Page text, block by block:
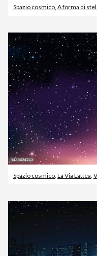
Spazio cosmico A forma di
Spazio cosmico, La Via Lattea,